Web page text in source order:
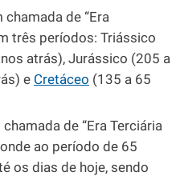
chamada de “Era
três períodos: Triássico
atrás), Jurássico (205 a
e Cretáceo (135 a 65
de “Era Terciária
ao período de 65
os dias de hoje, sendo